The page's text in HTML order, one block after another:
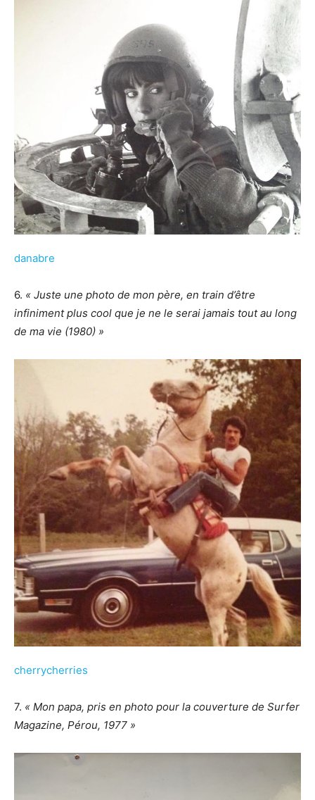
danabre
6. « Juste une photo de mon père, en train d’être
infiniment plus cool que je ne le serai jamais tout au long
de ma vie (1980) »
cherrycherries
7. « Mon papa, pris en photo pour la couverture de Surfer
Magazine, Pérou, 1977 »